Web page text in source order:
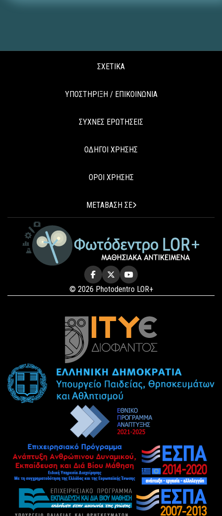
ΣΧΕΤΙΚΑ
ΥΠΟΣΤΗΡΙΞΗ / ΕΠΙΚΟΙΝΩΝΙΑ
ΣΥΧΝΕΣ ΕΡΩΤΗΣΕΙΣ
ΟΔΗΓΟΙ ΧΡΗΣΗΣ
ΟΡΟΙ ΧΡΗΣΗΣ
ΜΕΤΑΒΑΣΗ ΣΕ
© 2026 Photodentro LOR+